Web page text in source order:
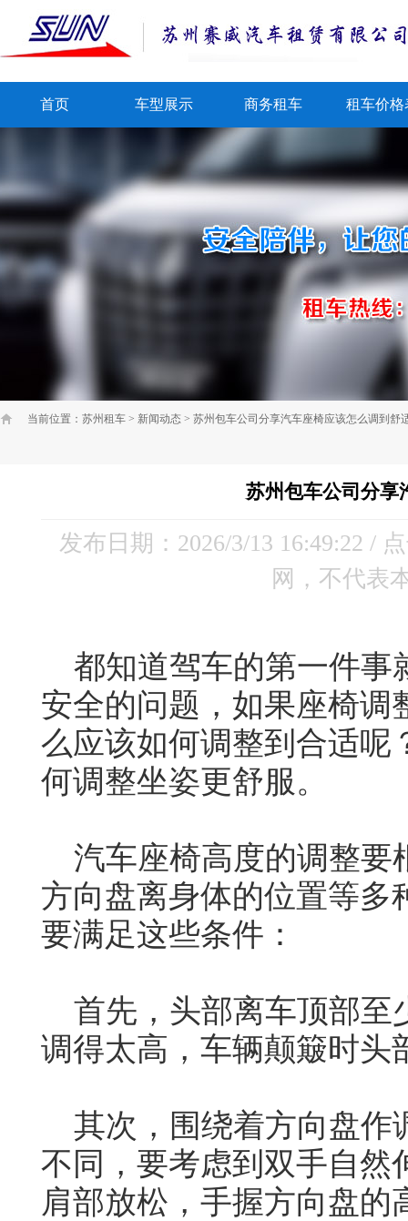
首页 车型展示 商务租车 租车价格
当前位置： 苏州租车 > 新闻动态 > 苏州包车公司分享汽车座椅应该怎么调到舒
苏州包车公司分享
发布日期：2026/3/13 16:49:22 /
网，不代表
都知道驾车的第一件事
安全的问题，如果座椅调
么应该如何调整到合适呢
何调整坐姿更舒服。
汽车座椅高度的调整要
方向盘离身体的位置等多
要满足这些条件：
首先，头部离车顶部至
调得太高，车辆颠簸时头
其次，围绕着方向盘作
不同，要考虑到双手自然
肩部放松，手握方向盘的